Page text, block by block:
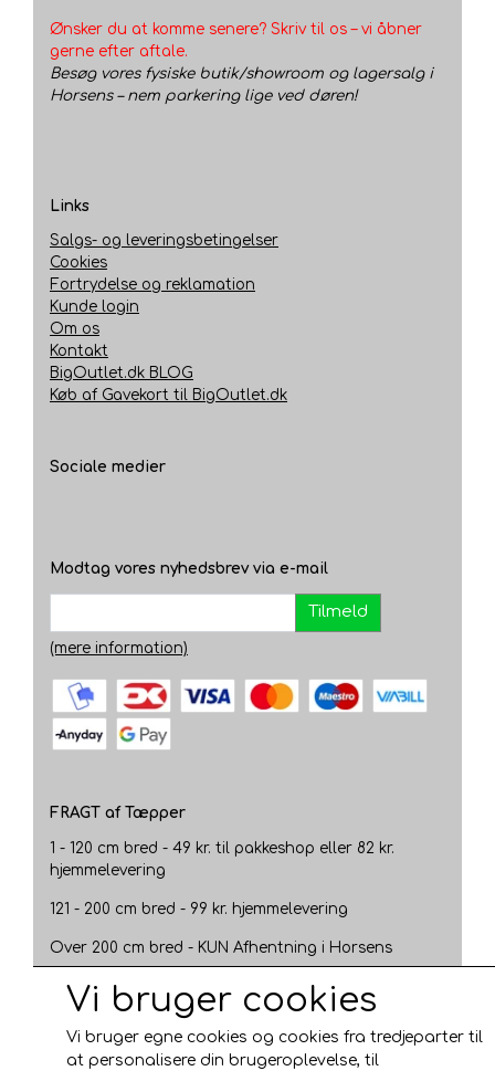
Ønsker du at komme senere? Skriv til os – vi åbner
gerne efter aftale.
Besøg vores fysiske butik/showroom og lagersalg i
Horsens – nem parkering lige ved døren!
Links
Salgs- og leveringsbetingelser
Cookies
Fortrydelse og reklamation
Kunde login
Om os
Kontakt
BigOutlet.dk BLOG
Køb af Gavekort til BigOutlet.dk
Sociale medier
Modtag vores nyhedsbrev via e-mail
Tilmeld
(mere information)
FRAGT af Tæpper
1 - 120 cm bred - 49 kr. til pakkeshop eller 82 kr.
hjemmelevering
121 - 200 cm bred - 99 kr. hjemmelevering
Over 200 cm bred - KUN Afhentning i Horsens
AFHENTNING I HORSENS - GRATIS
Vi bruger cookies
Vi bruger egne cookies og cookies fra tredjeparter til
at personalisere din brugeroplevelse, til